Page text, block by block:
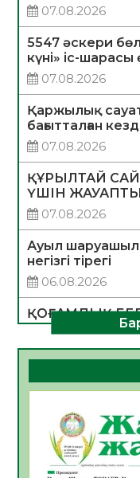
07.08.2026
5547 әскери
күні» іс-шарасы
07.08.2026
Қаржылық
бағытталған
07.08.2026
ҚҰРЫЛТАЙ
ҮШІН
07.08.2026
Ауыл
негізгі тірегі
06.08.2026
ҚОҒАМДЫҚ
ДАМУЫНЫҢ
06.08.2026
ҚҰРЫЛТАЙ
БАСТАР
06.08.2026
Инфекциялық
жұмыстарының